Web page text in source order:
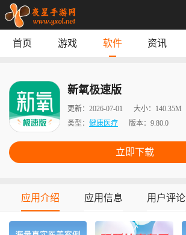
专题 榜单
首页 游戏 软件 资讯
新氧极速版
更新： 2026-07-01 大小： 140.35M
类型： 健康医疗 版本： 9.80.0
立即下载
应用介绍 应用信息 用户评论